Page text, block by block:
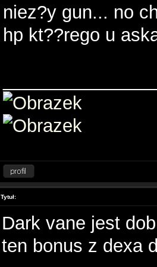
niez?y gun... no
hp kt??rego u
Tytuł:
Dark vane jest
ten bonus z dexa